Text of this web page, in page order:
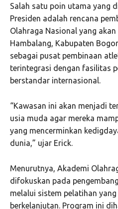
Salah satu poin utama yang
Presiden adalah rencana
Olahraga Nasional yang
Hambalang, Kabupaten
sebagai pusat pembinaan
terintegrasi dengan fasilitas
berstandar internasional.
“Kawasan ini akan menjadi
usia muda agar mereka
yang mencerminkan
dunia,” ujar Erick.
Menurutnya, Akademi
difokuskan pada
melalui sistem pelatihan
berkelanjutan. Program ini